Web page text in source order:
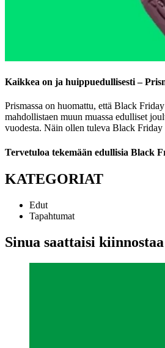
Kaikkea on ja huippuedullisesti –
Prismassa on huomattu, että Black
mahdollistaen muun muassa edulliset
vuodesta. Näin ollen tuleva Black
Tervetuloa tekemään edullisia Black
KATEGORIAT
Edut
Tapahtumat
Sinua saattaisi kiinnostaa